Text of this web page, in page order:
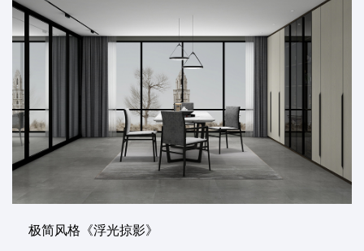
极简风格《浮光掠影》